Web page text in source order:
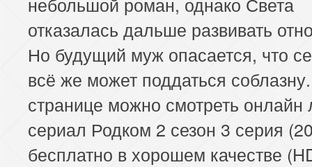
отказалась дальше развивать
Но будущий муж опасается, что
всё же может поддаться
странице можно смотреть
сериал Родком 2 сезон 3 серия
бесплатно в хорошем качестве